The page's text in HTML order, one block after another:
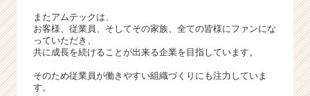
a
r
e
またアムテックは、
お客様、従業員、そしてその家族、全ての皆様にファンにな
っていただき、
共に成長を続けることが出来る企業を目指しています。
そのため従業員が働きやすい組織づくりにも注力していま
す。